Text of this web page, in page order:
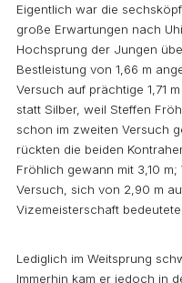
Eigentlich war die
große Erwartungen nach
Hochsprung der Jungen
Bestleistung von 1,66 m
Versuch auf prächtige 1,71
statt Silber, weil Steffen
schon im zweiten Versuch
rückten die beiden
Fröhlich gewann mit 3,10
Versuch, sich von 2,90 m
Vizemeisterschaft bedeutete.
Lediglich im Weitsprung
Immerhin kam er jedoch in